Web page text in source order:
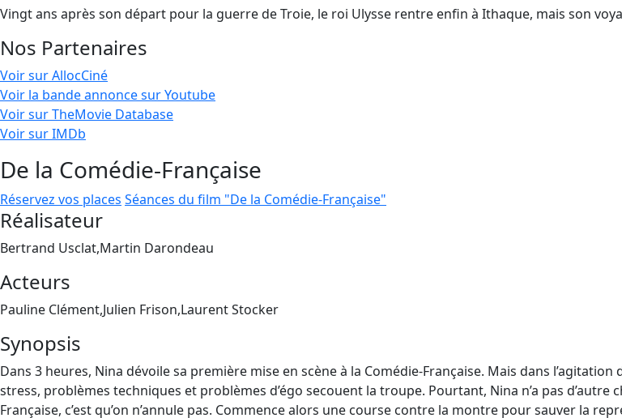
Vingt ans après son départ pour la guerre de Troie, le roi Ulysse rentre enfin à Ithaque, mais son
Nos Partenaires
Voir sur AllocCiné
Voir la bande annonce sur Youtube
Voir sur TheMovie Database
Voir sur IMDb
De la Comédie-Française
Réservez vos places Séances du film "De la Comédie-Française"
Réalisateur
Bertrand Usclat,Martin Darondeau
Acteurs
Pauline Clément,Julien Frison,Laurent Stocker
Synopsis
Dans 3 heures, Nina dévoile sa première mise en scène à la Comédie-Française. Mais dans
stress, problèmes techniques et problèmes d’égo secouent la troupe. Pourtant, Nina n’a pas d’autre
Française, c’est qu’on n’annule pas. Commence alors une course contre la montre pour sauver la